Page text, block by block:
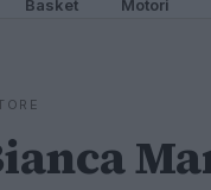
Basket Motori